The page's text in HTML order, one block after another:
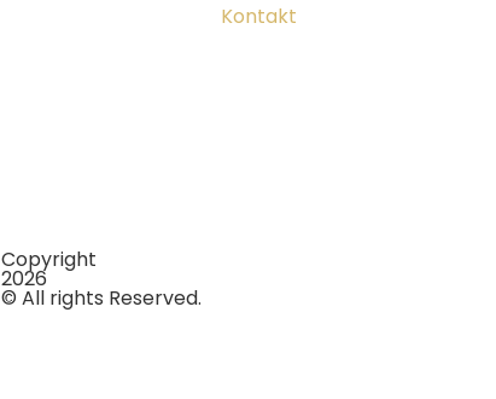
Kontakt
Copyright
2026
© All rights Reserved.